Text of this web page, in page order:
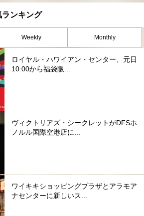
ランキング
Weekly Monthly
ロイヤル・ハワイアン・センター、元日
10:00から福袋販...
ヴィクトリアズ・シークレットがDFSホ
ノルル国際空港店に...
ワイキキショッピングプラザとアラモア
ナセンターに新しいス...